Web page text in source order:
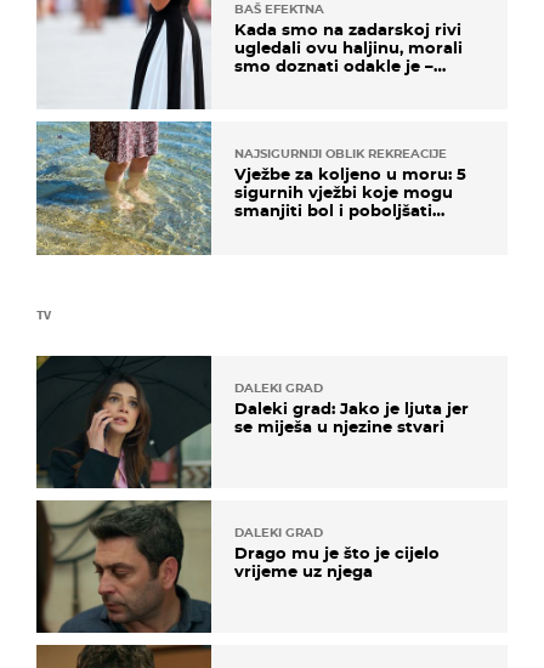
TV
DALEKI GRAD
Daleki grad: Jako je ljuta jer
se miješa u njezine stvari
DALEKI GRAD
Drago mu je što je cijelo
vrijeme uz njega
BAŠ EFEKTNA
Kada smo na zadarskoj rivi
ugledali ovu haljinu, morali
smo doznati odakle je –
NAJSIGURNIJI OBLIK REKREACIJE
Vježbe za koljeno u moru: 5
sigurnih vježbi koje mogu
smanjiti bol i poboljšati